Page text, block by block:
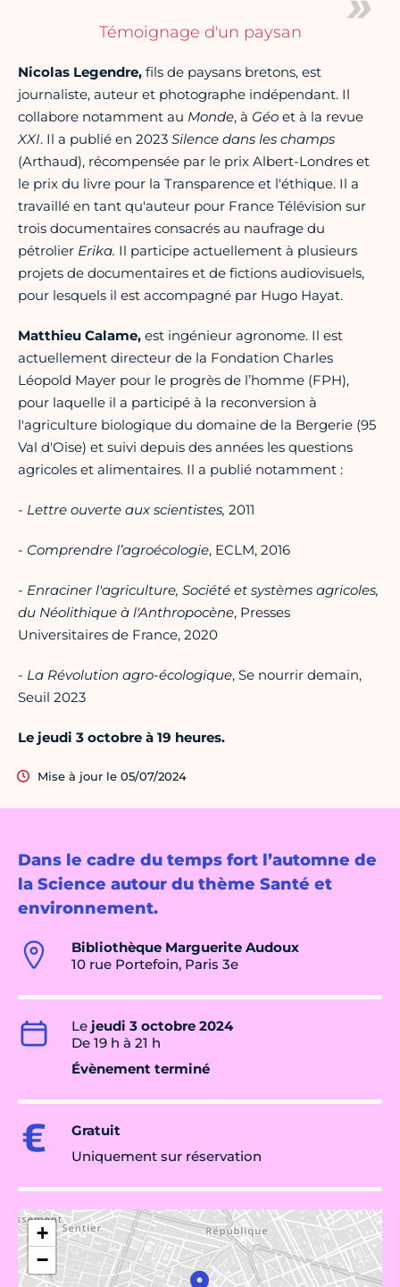
Dans le cadre du temps fort l’automne de
la Science autour du thème Santé et
environnement.
Bibliothèque Marguerite Audoux
10 rue Portefoin, Paris 3e
Le jeudi 3 octobre 2024
De 19 h à 21 h
Évènement terminé
Gratuit
Uniquement sur réservation
+
−
Témoignage d'un paysan
Nicolas Legendre, fils de paysans bretons, est
journaliste, auteur et photographe indépendant. Il
collabore notamment au Monde, à Géo et à la revue
XXI. Il a publié en 2023 Silence dans les champs
(Arthaud), récompensée par le prix Albert-Londres et
le prix du livre pour la Transparence et l'éthique. Il a
travaillé en tant qu'auteur pour France Télévision sur
trois documentaires consacrés au naufrage du
pétrolier Erika. Il participe actuellement à plusieurs
projets de documentaires et de fictions audiovisuels,
pour lesquels il est accompagné par Hugo Hayat.
Matthieu Calame, est ingénieur agronome. Il est
actuellement directeur de la Fondation Charles
Léopold Mayer pour le progrès de l’homme (FPH),
pour laquelle il a participé à la reconversion à
l'agriculture biologique du domaine de la Bergerie (95
Val d'Oise) et suivi depuis des années les questions
agricoles et alimentaires. Il a publié notamment :
- Lettre ouverte aux scientistes, 2011
- Comprendre l’agroécologie, ECLM, 2016
- Enraciner l'agriculture, Société et systèmes agricoles,
du Néolithique à l'Anthropocène, Presses
Universitaires de France, 2020
- La Révolution agro-écologique, Se nourrir demain,
Seuil 2023
Le jeudi 3 octobre à 19 heures.
Mise à jour le 05/07/2024